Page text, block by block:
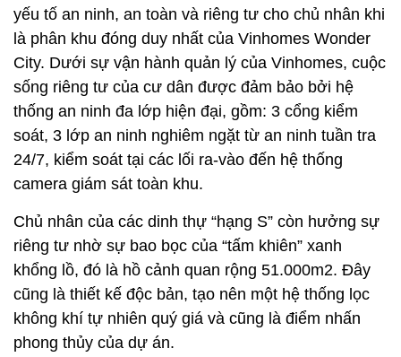
yếu tố an ninh, an toàn và riêng tư cho chủ nhân khi
là phân khu đóng duy nhất của Vinhomes Wonder
City. Dưới sự vận hành quản lý của Vinhomes, cuộc
sống riêng tư của cư dân được đảm bảo bởi hệ
thống an ninh đa lớp hiện đại, gồm: 3 cổng kiểm
soát, 3 lớp an ninh nghiêm ngặt từ an ninh tuần tra
24/7, kiểm soát tại các lối ra-vào đến hệ thống
camera giám sát toàn khu.
Chủ nhân của các dinh thự “hạng S” còn hưởng sự
riêng tư nhờ sự bao bọc của “tấm khiên” xanh
khổng lồ, đó là hồ cảnh quan rộng 51.000m2. Đây
cũng là thiết kế độc bản, tạo nên một hệ thống lọc
không khí tự nhiên quý giá và cũng là điểm nhấn
phong thủy của dự án.